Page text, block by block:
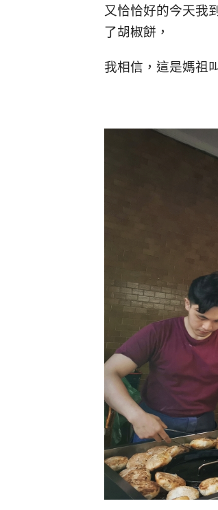
又恰恰好的今天我
了胡椒餅，
我相信，這是媽祖